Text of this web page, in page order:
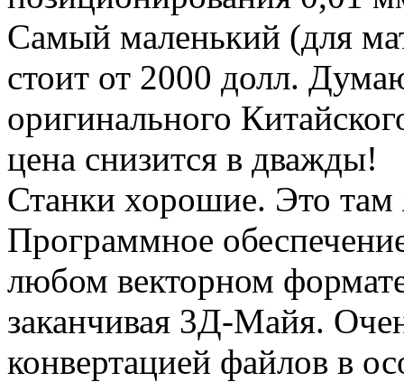
Самый маленький (для
стоит от 2000 долл.
оригинального
цена снизится в дважды!
Станки хорошие. Это там
Программное
любом векторном
заканчивая 3Д-Майя.
конвертацией файлов в